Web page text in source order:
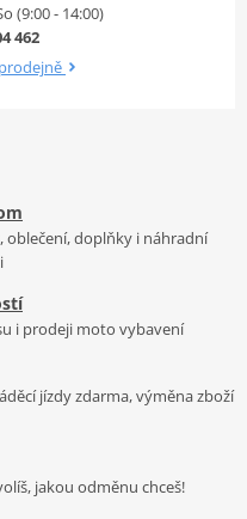
(9:00 - 14:00)
462
oblečení, doplňky i náhradní
i prodeji moto vybavení
jízdy zdarma, výměna zboží
jakou odměnu chceš!